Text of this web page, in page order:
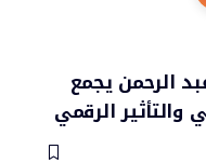
الرحمن يجمع
الرقمي